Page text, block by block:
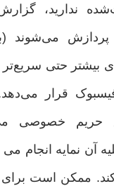
ندارید،
پردازش می‌شوند
بیشتر حتی
قرار
خصوصی می
آن نمایه انجام
ممکن است